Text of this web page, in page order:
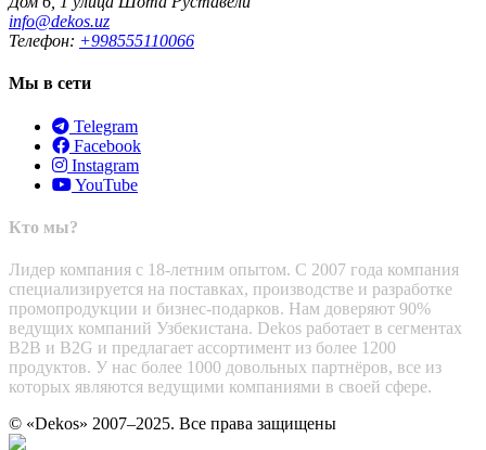
info@dekos.uz
Телефон: +998555110066
Мы в сети
Telegram
Facebook
Instagram
YouTube
Кто мы?
Лидер компания с 18-летним опытом. С 2007 года компания
специализируется на поставках, производстве и разработке
промопродукции и бизнес-подарков. Нам доверяют 90%
ведущих компаний Узбекистана. Dekos работает в сегментах
B2B и B2G и предлагает ассортимент из более 1200
продуктов. У нас более 1000 довольных партнёров, все из
которых являются ведущими компаниями в своей сфере.
© «Dekos» 2007–2025. Все права защищены